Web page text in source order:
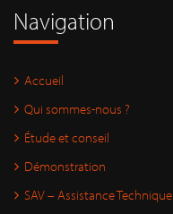
Navigation
Accueil
Qui sommes-nous ?
Étude et conseil
Démonstration
SAV – Assistance Technique